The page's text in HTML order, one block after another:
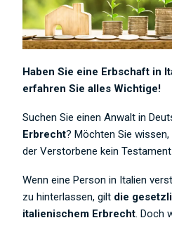
Haben Sie eine Erbschaft in
erfahren Sie alles Wichtige!
Suchen Sie einen Anwalt in
Erbrecht? Möchten Sie
der Verstorbene kein
Wenn eine Person in Italien
zu hinterlassen, gilt die
italienischem Erbrecht. Doch